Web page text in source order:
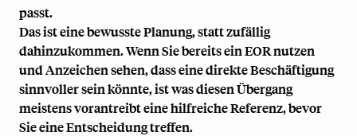
passt.
Das ist eine bewusste Planung, statt zufällig
dahinzukommen. Wenn Sie bereits ein EOR nutzen
und Anzeichen sehen, dass eine direkte Beschäftigung
sinnvoller sein könnte, istwas diesen Übergang
meistens vorantreibteine hilfreiche Referenz, bevor
Sie eine Entscheidung treffen.